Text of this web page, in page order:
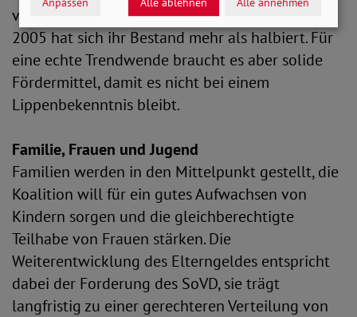
von Sozialwohnungen, denn im Vergleich zu
2005 hat sich ihr Bestand mehr als halbiert. Für
eine echte Trendwende braucht es aber solide
Fördermittel, damit es nicht bei einem
Lippenbekenntnis bleibt.
Familie, Frauen und Jugend
Familien werden in den Mittelpunkt gestellt, die
Koalition will für ein gutes Aufwachsen von
Kindern sorgen und die gleichberechtigte
Teilhabe von Frauen stärken. Die
Weiterentwicklung des Elterngeldes entspricht
dabei der Forderung des SoVD, sie trägt
langfristig zu einer gerechteren Verteilung von